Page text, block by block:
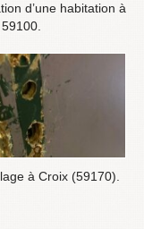
d’une habitation à
à Croix (59170).